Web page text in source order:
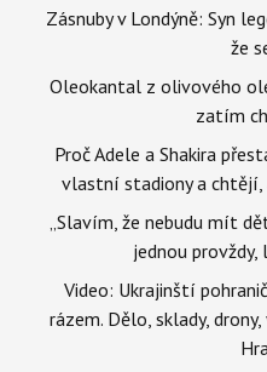
Zásnuby v Londýně: Syn
že
Oleokantal z olivového
zatím
Proč Adele a Shakira
vlastní stadiony a chtějí,
„Slavím, že nebudu mít
jednou
Video: Ukrajinští
rázem. Dělo, sklady,